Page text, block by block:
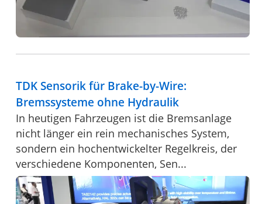
TDK Sensorik für Brake-by-Wire:
Bremssysteme ohne Hydraulik
In heutigen Fahrzeugen ist die Bremsanlage
nicht länger ein rein mechanisches System,
sondern ein hochentwickelter Regelkreis, der
verschiedene Komponenten, Sen...